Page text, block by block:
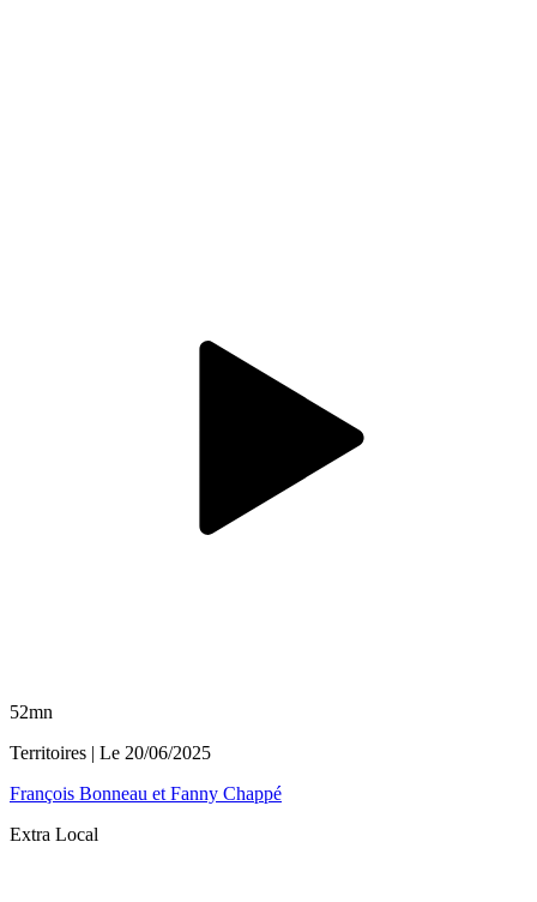
52mn
Territoires | Le 20/06/2025
François Bonneau et Fanny Chappé
Extra Local